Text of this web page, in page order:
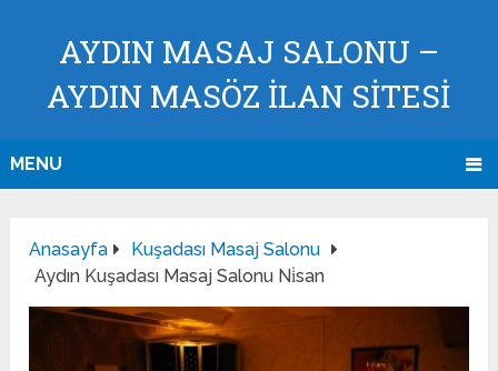
AYDIN MASAJ SALONU –
AYDIN MASÖZ İLAN SİTESİ
MENU
Anasayfa
Kuşadası Masaj Salonu
Aydın Kuşadası Masaj Salonu Ni̇san